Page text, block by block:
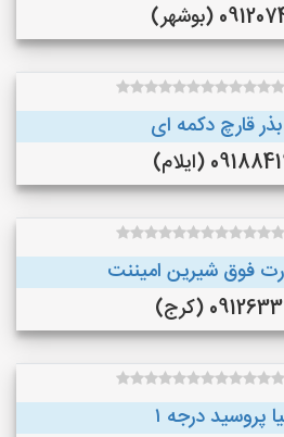
(بوشهر)
قارچ دکمه ای
(ایلام)
فوق شیرین امیننت
(کرج)
پروسید درجه ۱